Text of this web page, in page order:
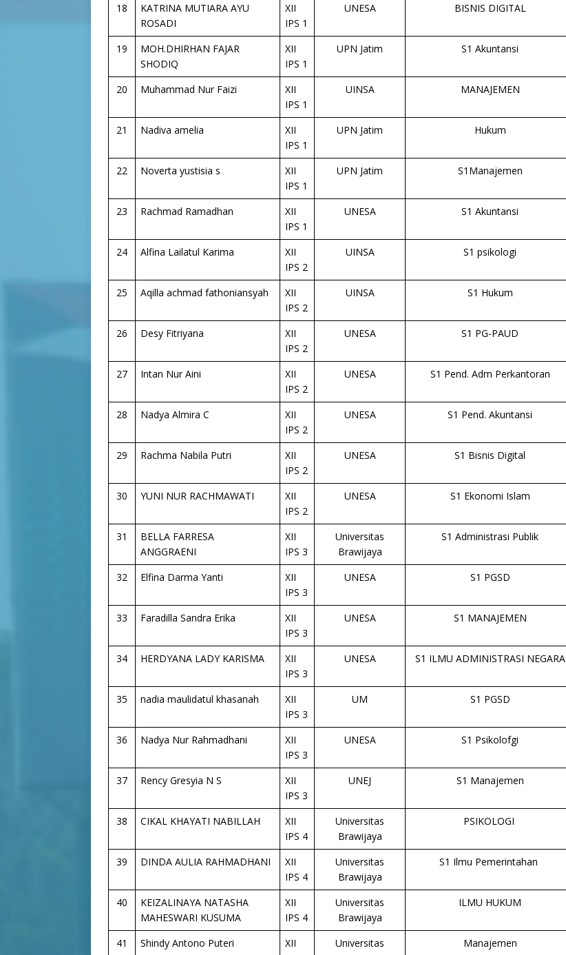
18
KATRINA MUTIARA AYU
ROSADI
XII
IPS 1
UNESA BISNIS DIGITAL
19
MOH.DHIRHAN FAJAR
SHODIQ
XII
IPS 1
UPN Jatim S1 Akuntansi
20 Muhammad Nur Faizi
XII
IPS 1
UINSA MANAJEMEN
21 Nadiva amelia
XII
IPS 1
UPN Jatim Hukum
22 Noverta yustisia s
XII
IPS 1
UPN Jatim S1Manajemen
23 Rachmad Ramadhan
XII
IPS 1
UNESA S1 Akuntansi
24 Alfina Lailatul Karima
XII
IPS 2
UINSA S1 psikologi
25 Aqilla achmad fathoniansyah
XII
IPS 2
UINSA S1 Hukum
26 Desy Fitriyana
XII
IPS 2
UNESA S1 PG-PAUD
27 Intan Nur Aini
XII
IPS 2
UNESA S1 Pend. Adm Perkantoran
28 Nadya Almira C
XII
IPS 2
UNESA S1 Pend. Akuntansi
29 Rachma Nabila Putri
XII
IPS 2
UNESA S1 Bisnis Digital
30 YUNI NUR RACHMAWATI
XII
IPS 2
UNESA S1 Ekonomi Islam
31
BELLA FARRESA
ANGGRAENI
XII
IPS 3
Universitas
Brawijaya
S1 Administrasi Publik
32 Elfina Darma Yanti
XII
IPS 3
UNESA S1 PGSD
33 Faradilla Sandra Erika
XII
IPS 3
UNESA S1 MANAJEMEN
34 HERDYANA LADY KARISMA
XII
IPS 3
UNESA S1 ILMU ADMINISTRASI NEGARA
35 nadia maulidatul khasanah
XII
IPS 3
UM S1 PGSD
36 Nadya Nur Rahmadhani
XII
IPS 3
UNESA S1 Psikolofgi
37 Rency Gresyia N S
XII
IPS 3
UNEJ S1 Manajemen
38 CIKAL KHAYATI NABILLAH
XII
IPS 4
Universitas
Brawijaya
PSIKOLOGI
39 DINDA AULIA RAHMADHANI
XII
IPS 4
Universitas
Brawijaya
S1 Ilmu Pemerintahan
40
KEIZALINAYA NATASHA
MAHESWARI KUSUMA
XII
IPS 4
Universitas
Brawijaya
ILMU HUKUM
41 Shindy Antono Puteri
XII
Universitas
Manajemen